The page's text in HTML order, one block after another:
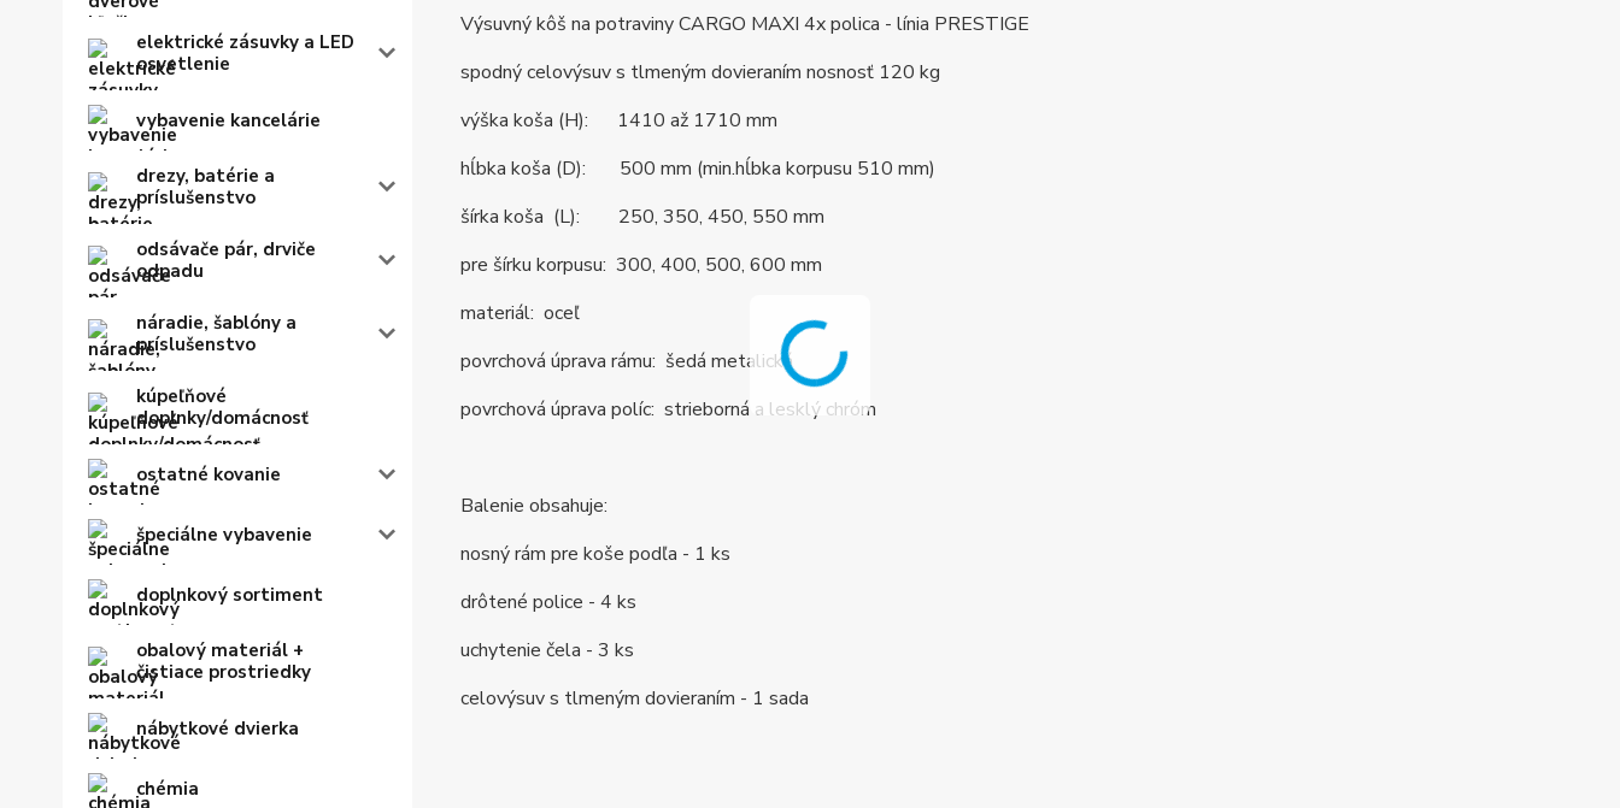
elektrické zásuvky a LED
osvetlenie
vybavenie kancelárie
drezy, batérie a
príslušenstvo
odsávače pár, drviče
odpadu
náradie, šablóny a
príslušenstvo
kúpeľňové
doplnky/domácnosť
ostatné kovanie
špeciálne vybavenie
doplnkový sortiment
obalový materiál +
čistiace prostriedky
nábytkové dvierka
chémia
Výsuvný kôš na potraviny CARGO MAXI 4x polica - línia PRESTIGE
spodný celovýsuv s tlmeným dovieraním nosnosť 120 kg
výška koša (H): 1410 až 1710 mm
hĺbka koša (D): 500 mm (min.hĺbka korpusu 510 mm)
šírka koša (L): 250, 350, 450, 550 mm
pre šírku korpusu: 300, 400, 500, 600 mm
materiál: oceľ
povrchová úprava rámu: šedá metalická
povrchová úprava políc: strieborná a lesklý chróm
Balenie obsahuje:
nosný rám pre koše podľa - 1 ks
drôtené police - 4 ks
uchytenie čela - 3 ks
celovýsuv s tlmeným dovieraním - 1 sada